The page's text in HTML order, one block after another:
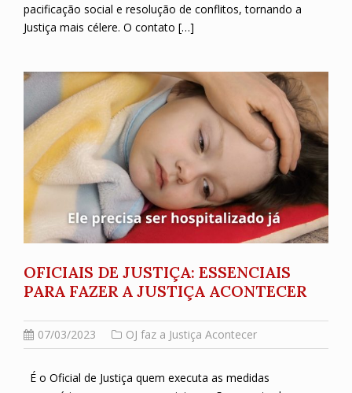
pacificação social e resolução de conflitos, tornando a
Justiça mais célere. O contato […]
OFICIAIS DE JUSTIÇA: ESSENCIAIS
PARA FAZER A JUSTIÇA ACONTECER
07/03/2023 OJ faz a Justiça Acontecer
É o Oficial de Justiça quem executa as medidas